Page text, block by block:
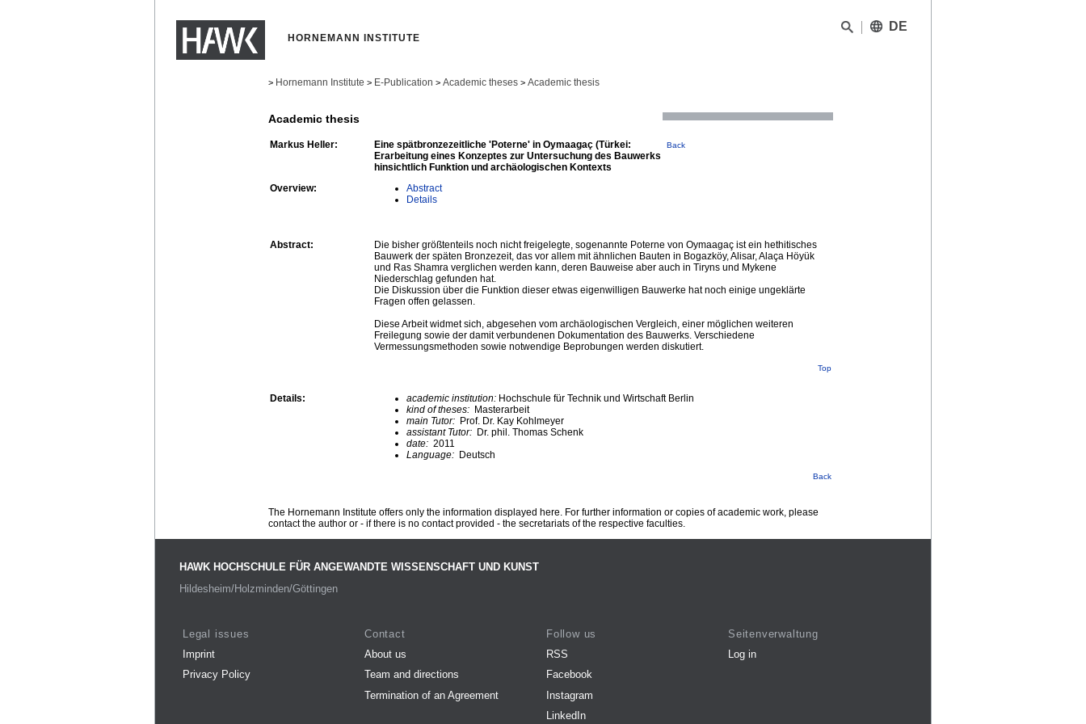
HORNEMANN INSTITUTE
DE
> Hornemann Institute > E-Publication > Academic theses > Academic thesis
Academic thesis
Markus Heller:
Eine spätbronzezeitliche 'Poterne' in Oymaagaç (Türkei:
Erarbeitung eines Konzeptes zur Untersuchung des Bauwerks
hinsichtlich Funktion und archäologischen Kontexts
Back
Overview:
Abstract
Details
Abstract:
Die bisher größtenteils noch nicht freigelegte, sogenannte Poterne von Oymaagaç ist ein hethitisches
Bauwerk der späten Bronzezeit, das vor allem mit ähnlichen Bauten in Bogazköy, Alisar, Alaça Höyük
und Ras Shamra verglichen werden kann, deren Bauweise aber auch in Tiryns und Mykene
Niederschlag gefunden hat.
Die Diskussion über die Funktion dieser etwas eigenwilligen Bauwerke hat noch einige ungeklärte
Fragen offen gelassen.
Diese Arbeit widmet sich, abgesehen vom archäologischen Vergleich, einer möglichen weiteren
Freilegung sowie der damit verbundenen Dokumentation des Bauwerks. Verschiedene
Vermessungsmethoden sowie notwendige Beprobungen werden diskutiert.
Top
Details: academic institution: Hochschule für Technik und Wirtschaft Berlin
kind of theses: Masterarbeit
main Tutor: Prof. Dr. Kay Kohlmeyer
assistant Tutor: Dr. phil. Thomas Schenk
date: 2011
Language: Deutsch
Back
The Hornemann Institute offers only the information displayed here. For further information or copies of academic work, please
contact the author or - if there is no contact provided - the secretariats of the respective faculties.
HAWK HOCHSCHULE FÜR ANGEWANDTE WISSENSCHAFT UND KUNST
Hildesheim/Holzminden/Göttingen
Legal issues
Imprint
Privacy Policy
Contact
About us
Team and directions
Termination of an Agreement
Follow us
RSS
Facebook
Instagram
LinkedIn
Seitenverwaltung
Log in